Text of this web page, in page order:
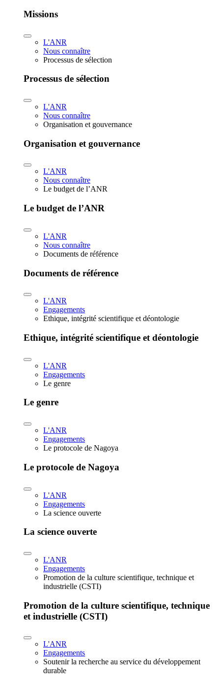
Missions
L'ANR
Nous connaître
Processus de sélection
Processus de sélection
L'ANR
Nous connaître
Organisation et gouvernance
Organisation et gouvernance
L'ANR
Nous connaître
Le budget de l’ANR
Le budget de l’ANR
L'ANR
Nous connaître
Documents de référence
Documents de référence
L'ANR
Engagements
Ethique, intégrité scientifique et déontologie
Ethique, intégrité scientifique et déontologie
L'ANR
Engagements
Le genre
Le genre
L'ANR
Engagements
Le protocole de Nagoya
Le protocole de Nagoya
L'ANR
Engagements
La science ouverte
La science ouverte
L'ANR
Engagements
Promotion de la culture scientifique, technique et
industrielle (CSTI)
Promotion de la culture scientifique, technique
et industrielle (CSTI)
L'ANR
Engagements
Soutenir la recherche au service du développement
durable